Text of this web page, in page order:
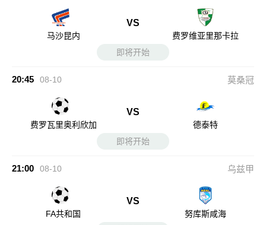
马沙昆内
VS
费罗维亚里那卡拉
即将开始
20:45 08-10 莫桑冠
费罗瓦里奥利欣加
VS
德泰特
即将开始
21:00 08-10 乌兹甲
FA共和国
VS
努库斯咸海